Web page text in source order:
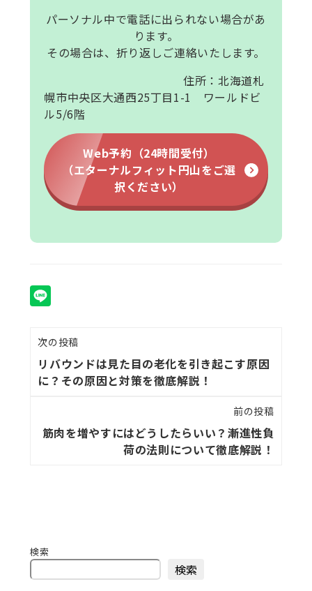
パーソナル中で電話に出られない場合があ
ります。
その場合は、折り返しご連絡いたします。
住所：北海道札
幌市中央区大通西25丁目1-1 ワールドビ
ル5/6階
Web予約（24時間受付）
（エターナルフィット円山をご選
択ください）
次の投稿
リバウンドは見た目の老化を引き起こす原因
に？その原因と対策を徹底解説！
前の投稿
筋肉を増やすにはどうしたらいい？漸進性負
荷の法則について徹底解説！
検索
検索